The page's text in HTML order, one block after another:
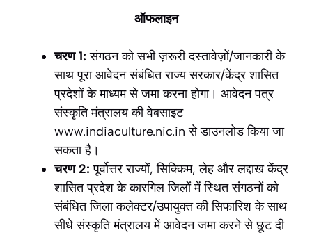
ऑफलाइन
चरण 1: संगठन को सभी ज़रूरी दस्तावेज़ों/जानकारी के
साथ पूरा आवेदन संबंधित राज्य सरकार/केंद्र शासित
प्रदेशों के माध्यम से जमा करना होगा। आवेदन पत्र
संस्कृति मंत्रालय की वेबसाइट
www.indiaculture.nic.in से डाउनलोड किया जा
सकता है।
चरण 2: पूर्वोत्तर राज्यों, सिक्किम, लेह और लद्दाख केंद्र
शासित प्रदेश के कारगिल जिलों में स्थित संगठनों को
संबंधित जिला कलेक्टर/उपायुक्त की सिफारिश के साथ
सीधे संस्कृति मंत्रालय में आवेदन जमा करने से छूट दी